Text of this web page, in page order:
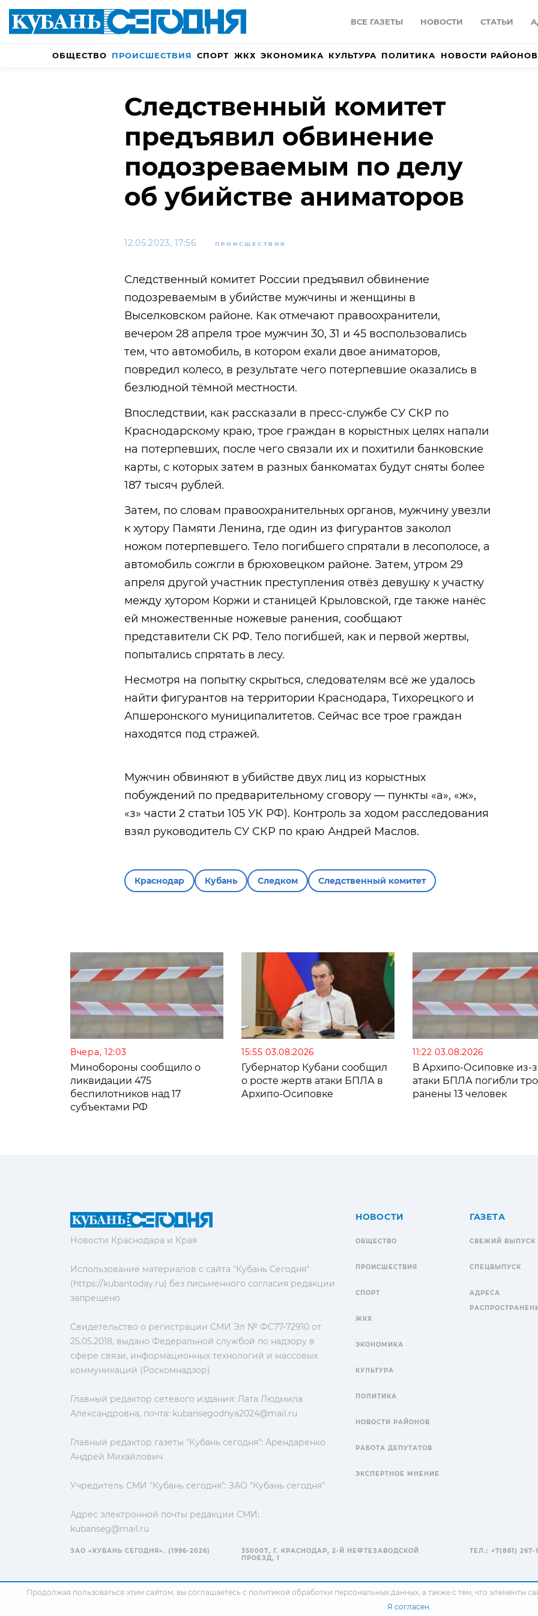
ВСЕ ГАЗЕТЫ НОВОСТИ СТАТЬИ
ОБЩЕСТВО ПРОИСШЕСТВИЯ СПОРТ ЖКХ ЭКОНОМИКА КУЛЬТУРА ПОЛИТИКА НОВОСТИ РАЙОНОВ
Следственный комитет
предъявил обвинение
подозреваемым по делу
об убийстве аниматоров
12.05.2023, 17:56 ПРОИСШЕСТВИЯ
Следственный комитет России предъявил обвинение
подозреваемым в убийстве мужчины и женщины в
Выселковском районе. Как отмечают правоохранители,
вечером 28 апреля трое мужчин 30, 31 и 45 воспользовались
тем, что автомобиль, в котором ехали двое аниматоров,
повредил колесо, в результате чего потерпевшие оказались в
безлюдной тёмной местности.
Впоследствии, как рассказали в пресс-службе СУ СКР по
Краснодарскому краю, трое граждан в корыстных целях напали
на потерпевших, после чего связали их и похитили банковские
карты, с которых затем в разных банкоматах будут сняты более
187 тысяч рублей.
Затем, по словам правоохранительных органов, мужчину увезли
к хутору Памяти Ленина, где один из фигурантов заколол
ножом потерпевшего. Тело погибшего спрятали в лесополосе, а
автомобиль сожгли в брюховецком районе. Затем, утром 29
апреля другой участник преступления отвёз девушку к участку
между хутором Коржи и станицей Крыловской, где также нанёс
ей множественные ножевые ранения, сообщают
представители СК РФ. Тело погибшей, как и первой жертвы,
попытались спрятать в лесу.
Несмотря на попытку скрыться, следователям всё же удалось
найти фигурантов на территории Краснодара, Тихорецкого и
Апшеронского муниципалитетов. Сейчас все трое граждан
находятся под стражей.
Мужчин обвиняют в убийстве двух лиц из корыстных
побуждений по предварительному сговору — пункты «а», «ж»,
«з» части 2 статьи 105 УК РФ). Контроль за ходом расследования
взял руководитель СУ СКР по краю Андрей Маслов.
Краснодар Кубань Следком Следственный комитет
Вчера, 12:03
Минобороны сообщило о
ликвидации 475
беспилотников над 17
субъектами РФ
15:55 03.08.2026
Губернатор Кубани сообщил
о росте жертв атаки БПЛА в
Архипо-Осиповке
11:22 03.08.2026
В Архипо-Осиповке из-
атаки БПЛА погибли
ранены 13 человек
Новости Краснодара и Края
Использование материалов с сайта "Кубань Сегодня"
(https://kubantoday.ru) без письменного согласия редакции
запрещено
Свидетельство о регистрации СМИ Эл № ФС77-72910 от
25.05.2018, выдано Федеральной службой по надзору в
сфере связи, информационных технологий и массовых
коммуникаций (Роскомнадзор)
Главный редактор сетевого издания: Лата Людмила
Александровна, почта: kubansegodnya2024@mail.ru
Главный редактор газеты "Кубань сегодня": Арендаренко
Андрей Михайлович
Учредитель СМИ "Кубань сегодня": ЗАО "Кубань сегодня"
Адрес электронной почты редакции СМИ:
kubanseg@mail.ru
НОВОСТИ
ОБЩЕСТВО
ПРОИСШЕСТВИЯ
СПОРТ
ЖКХ
ЭКОНОМИКА
КУЛЬТУРА
ПОЛИТИКА
НОВОСТИ РАЙОНОВ
РАБОТА ДЕПУТАТОВ
ЭКСПЕРТНОЕ МНЕНИЕ
ГАЗЕТА
СВЕЖИЙ ВЫПУСК
СПЕЦВЫПУСК
АДРЕСА
ЗАО «КУБАНЬ СЕГОДНЯ». (1996-2026)
350007, Г. КРАСНОДАР, 2-Й НЕФТЕЗАВОДСКОЙ
ПРОЕЗД, 1
ТЕЛ.: +7(861) 267-
Продолжая пользоваться этим сайтом, вы соглашаетесь с политикой обработки персональных данных, а также с тем, что элементы
Я согласен